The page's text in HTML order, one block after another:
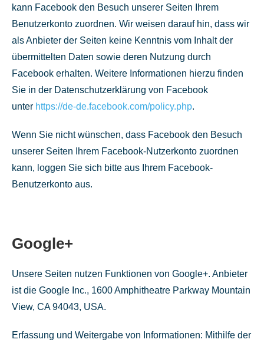
kann Facebook den Besuch unserer Seiten Ihrem
Benutzerkonto zuordnen. Wir weisen darauf hin, dass wir
als Anbieter der Seiten keine Kenntnis vom Inhalt der
übermittelten Daten sowie deren Nutzung durch
Facebook erhalten. Weitere Informationen hierzu finden
Sie in der Datenschutzerklärung von Facebook
unter https://de-de.facebook.com/policy.php.
Wenn Sie nicht wünschen, dass Facebook den Besuch
unserer Seiten Ihrem Facebook-Nutzerkonto zuordnen
kann, loggen Sie sich bitte aus Ihrem Facebook-
Benutzerkonto aus.
Google+
Unsere Seiten nutzen Funktionen von Google+. Anbieter
ist die Google Inc., 1600 Amphitheatre Parkway Mountain
View, CA 94043, USA.
Erfassung und Weitergabe von Informationen: Mithilfe der